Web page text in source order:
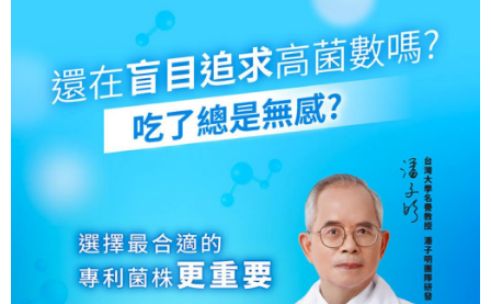
台灣樂天信用卡公司
中國信託商業銀行
台灣樂天信用卡公司
大哥付你分期
相關說明
【大哥付你分期使用說明】
1.本服務由台灣大哥大提供，台灣大哥大用戶可立即使用無須另外申請。
2.付款方式選擇「大哥付你分期」，訂單成立後會自動跳轉到大哥付的交易
流程，驗證手機門號後，選擇欲分期的期數、繳款截止日，確認付款後即完
成交易。
3.實際核准額度、可分期數及費用金額請依後續交易確認頁面所載為準。
4.訂單成立30分鐘內，如未前往確認交易或遇審核未通過，訂單將自動取
消。如遇「轉專審核」未通過狀況，表示未達大哥付你分期系統評分，恕無
法說明評估內容。
【繳款方式說明】
AFTEE先享後付
相關說明
AFTEE先享後付是「在收到商品之後才付款」的支付方式。 讓您購物簡單
便利好安心！
１．簡單：不需註冊會員、不需綁卡、不需儲值。
２．便利：只要手機號碼，簡訊認證，即可結帳。
３．安心：先確認商品／服務後，再付款。
ATM付款
運送方式
付款後全家取貨